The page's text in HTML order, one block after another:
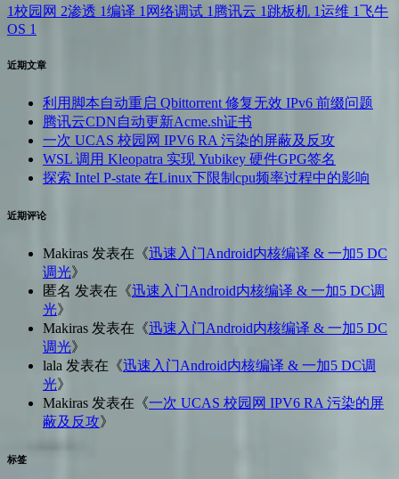
1校园网 2渗透 1编译 1 网络调试 1 腾讯云 1 跳板机 1运维 1飞牛
OS 1
近期文章
利用脚本自动重启 Qbittorrent 修复无效 IPv6 前缀问题
腾讯云CDN自动更新Acme.sh证书
一次 UCAS 校园网 IPV6 RA 污染的屏蔽及反攻
WSL 调用 Kleopatra 实现 Yubikey 硬件GPG签名
探索 Intel P-state 在Linux下限制cpu频率过程中的影响
近期评论
Makiras 发表在《迅速入门Android内核编译 & 一加5 DC
调光》
匿名 发表在《迅速入门Android内核编译 & 一加5 DC调
光》
Makiras 发表在《迅速入门Android内核编译 & 一加5 DC
调光》
lala 发表在《迅速入门Android内核编译 & 一加5 DC调
光》
Makiras 发表在《一次 UCAS 校园网 IPV6 RA 污染的屏
蔽及反攻》
标签